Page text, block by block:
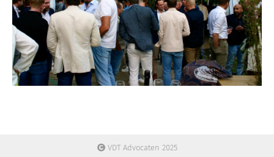
VDT Advocaten 2025